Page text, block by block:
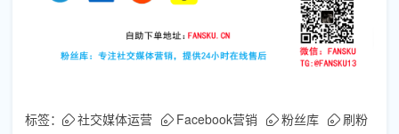
标签： 社交媒体运营 Facebook营销 粉丝库
刷粉